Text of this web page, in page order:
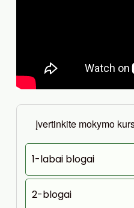
Įvertinkite mokymo
1-labai blogai
2-blogai